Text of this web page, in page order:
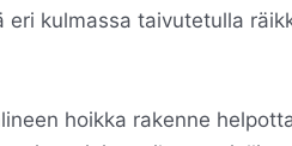
kulmassa taivutetulla
hoikka rakenne